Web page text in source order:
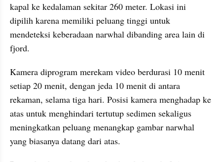
kapal ke kedalaman sekitar 260 meter. Lokasi ini
dipilih karena memiliki peluang tinggi untuk
mendeteksi keberadaan narwhal dibanding area lain di
fjord.
Kamera diprogram merekam video berdurasi 10 menit
setiap 20 menit, dengan jeda 10 menit di antara
rekaman, selama tiga hari. Posisi kamera menghadap ke
atas untuk menghindari tertutup sedimen sekaligus
meningkatkan peluang menangkap gambar narwhal
yang biasanya datang dari atas.